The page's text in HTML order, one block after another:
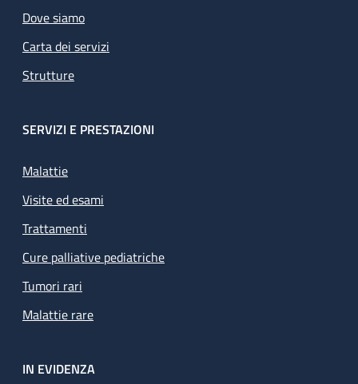
Dove siamo
Carta dei servizi
Strutture
SERVIZI E PRESTAZIONI
Malattie
Visite ed esami
Trattamenti
Cure palliative pediatriche
Tumori rari
Malattie rare
IN EVIDENZA